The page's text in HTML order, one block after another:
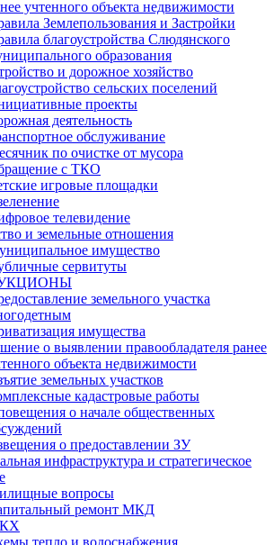
учтенного объекта недвижимости
Землепользования и Застройки
благоустройства Слюдянского
образования
и дорожное хозяйство
сельских поселений
проекты
деятельность
обслуживание
по очистке от мусора
с ТКО
игровые площадки
телевидение
и земельные отношения
имущество
сервитуты
земельного участка
имущества
о выявлении правообладателя ранее
объекта недвижимости
земельных участков
кадастровые работы
о начале общественных
о предоставлении ЗУ
инфраструктура и стратегическое
вопросы
ремонт МКД